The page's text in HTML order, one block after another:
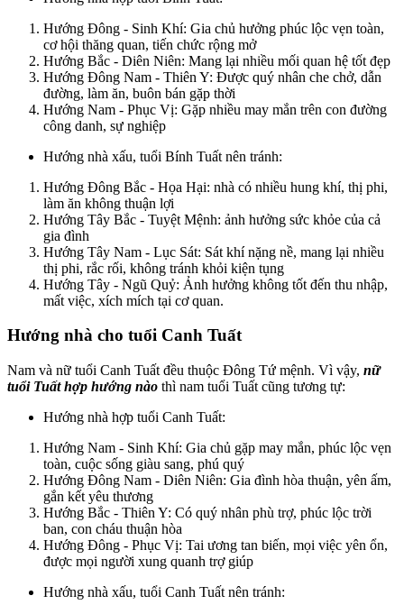
Hướng Đông - Sinh Khí: Gia chủ hưởng phúc lộc vẹn toàn,
cơ hội thăng quan, tiến chức rộng mở
Hướng Bắc - Diên Niên: Mang lại nhiều mối quan hệ tốt đẹp
Hướng Đông Nam - Thiên Y: Được quý nhân che chở, dẫn
đường, làm ăn, buôn bán gặp thời
Hướng Nam - Phục Vị: Gặp nhiều may mắn trên con đường
công danh, sự nghiệp
Hướng nhà xấu, tuổi Bính Tuất nên tránh:
Hướng Đông Bắc - Họa Hại: nhà có nhiều hung khí, thị phi,
làm ăn không thuận lợi
Hướng Tây Bắc - Tuyệt Mệnh: ảnh hưởng sức khỏe của cả
gia đình
Hướng Tây Nam - Lục Sát: Sát khí nặng nề, mang lại nhiều
thị phi, rắc rối, không tránh khỏi kiện tụng
Hướng Tây - Ngũ Quỷ: Ảnh hưởng không tốt đến thu nhập,
mất việc, xích mích tại cơ quan.
Hướng nhà cho tuổi Canh Tuất
Nam và nữ tuổi Canh Tuất đều thuộc Đông Tứ mệnh. Vì vậy, nữ
tuổi Tuất hợp hướng nào thì nam tuổi Tuất cũng tương tự:
Hướng nhà hợp tuổi Canh Tuất:
Hướng Nam - Sinh Khí: Gia chủ gặp may mắn, phúc lộc vẹn
toàn, cuộc sống giàu sang, phú quý
Hướng Đông Nam - Diên Niên: Gia đình hòa thuận, yên ấm,
gắn kết yêu thương
Hướng Bắc - Thiên Y: Có quý nhân phù trợ, phúc lộc trời
ban, con cháu thuận hòa
Hướng Đông - Phục Vị: Tai ương tan biến, mọi việc yên ổn,
được mọi người xung quanh trợ giúp
Hướng nhà xấu, tuổi Canh Tuất nên tránh: